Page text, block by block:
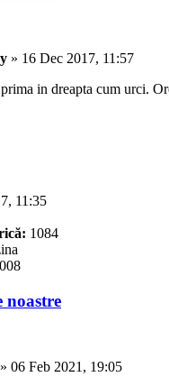
» 16 Dec 2017, 11:57
in dreapta cum urci.
11:35
1084
noastre
» 06 Feb 2021, 19:05